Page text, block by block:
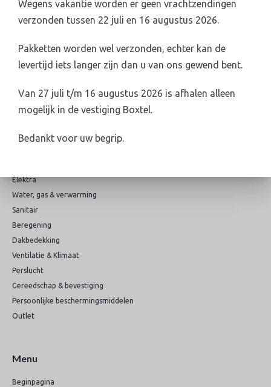
Levertijd 2-4 werkdagen (indien voorradig)
info@broederswebshop.nl
Categorieën
Elektra
Water, gas & verwarming
Sanitair
Beregening
Dakbedekking
Ventilatie & Klimaat
Perslucht
Gereedschap & bevestiging
Persoonlijke beschermingsmiddelen
Outlet
Menu
Beginpagina
Wegens vakantie worden er geen vrachtzendingen
verzonden tussen 22 juli en 16 augustus 2026.
Pakketten worden wel verzonden, echter kan de
levertijd iets langer zijn dan u van ons gewend bent.
Van 27 juli t/m 16 augustus 2026 is afhalen alleen
mogelijk in de vestiging Boxtel.
Bedankt voor uw begrip.